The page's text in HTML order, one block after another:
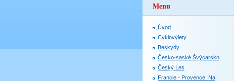
Menu
Úvod
Cyklovýlety
Beskydy
Česko-saské Švýcarsko
Český Les
Francie - Provence: Na